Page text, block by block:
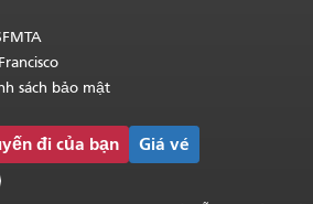
sách bảo mật
đi của bạn Giá vé